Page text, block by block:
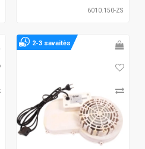
6010.150-ZS
2-3 savaitės